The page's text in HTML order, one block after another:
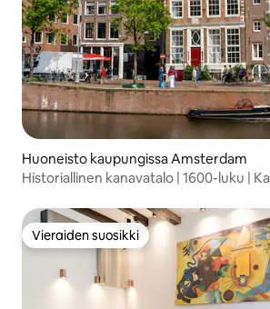
Huoneisto kaupungissa Amsterdam
Historiallinen kanavatalo | 1600-luku |
Vieraiden suosikki
Vieraiden suosikki